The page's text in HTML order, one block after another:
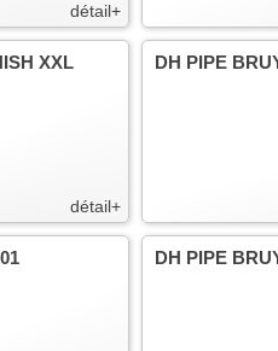
détail+
détail+
XXL DH PIPE
DH PIPE